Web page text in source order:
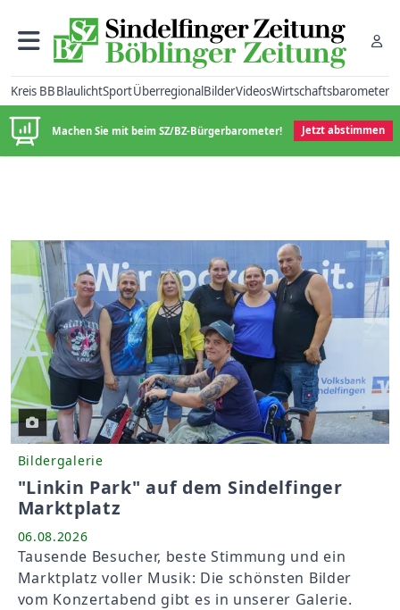
Kreis BBBlaulichtSportÜberregionalBilderVideosWirtschaftsbarometer
Machen Sie mit beim SZ/BZ-Bürgerbarometer! Jetzt abstimmen
Bildergalerie
"Linkin Park" auf dem Sindelfinger
Marktplatz
06.08.2026
Tausende Besucher, beste Stimmung und ein
Marktplatz voller Musik: Die schönsten Bilder
vom Konzertabend gibt es in unserer Galerie.